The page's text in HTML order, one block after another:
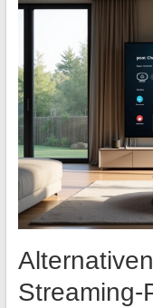
Streaming-